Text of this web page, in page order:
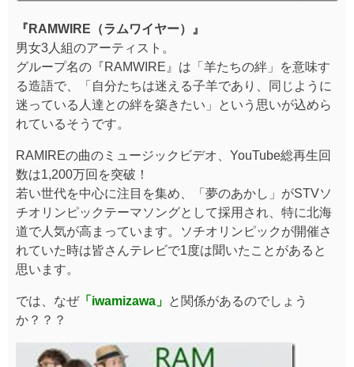
『RAMWIRE（ラムワイヤー）』
男女3人組のアーティスト。
グループ名の『RAMWIRE』は「羊たちの絆」を意味す
る造語で、「自分たちは迷える子羊であり、同じように
迷っている人達との絆を築きたい」という思いが込めら
れているそうです。
RAMIREの曲のミュージックビデオ、YouTube総再生回
数は1,200万回を突破！
若い世代を中心に注目を集め、「夢のあかし」がSTVソ
チオリンピックテーマソングとして採用され、特に北海
道で人気が高まっています。ソチオリンピックが開催さ
れていた時は皆さんテレビで1度は聞いたことがあると
思います。
では、なぜ「iwamizawa」 と関係があるのでしょう
か？？？